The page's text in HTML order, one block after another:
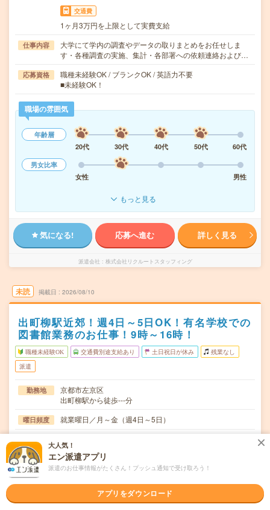
交通費
1ヶ月3万円を上限として実費支給
仕事内容
大学にて学内の調査やデータの取りまとめをお任せしま
す・各種調査の実施、集計・各部署への依頼連絡および…
応募資格
職種未経験OK / ブランクOK / 英語力不要
■未経験OK！
職場の雰囲気
年齢層
20代
30代 40代 50代
60代
男女比率
女性
男性
もっと見る
気になる! 応募へ進む 詳しく見る
派遣会社 株式会社リクルートスタッフィング
未読 掲載日 2026/08/10
出町柳駅近郊！週4日～5日OK！有名学校での
図書館業務のお仕事！9時～16時！
職種未経験OK 交通費別途支給あり 土日祝日が休み 残業なし
派遣
勤務地
京都市左京区
出町柳駅から徒歩---分
曜日頻度 就業曜日／月～金（週4日～5日）
時間
期間 9月スタート（～長期）
時給
大人気！
エン派遣アプリ
派遣のお仕事情報がたくさん！プッシュ通知で受け取ろう！
アプリをダウンロード